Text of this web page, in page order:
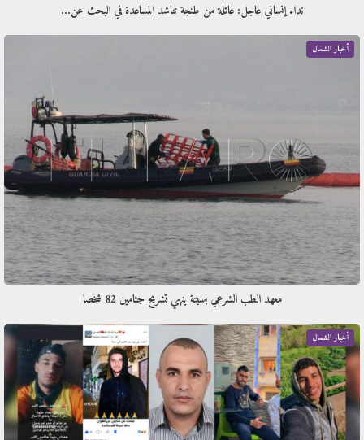
نداء إنساني عاجل: عائلة من طنجة تناشد المساعدة في البحث عن…
أخبار الشمال
معهد الطب الشرعي بسبتة ينهي تشريح جثامين 82 شخصا
أخبار الشمال